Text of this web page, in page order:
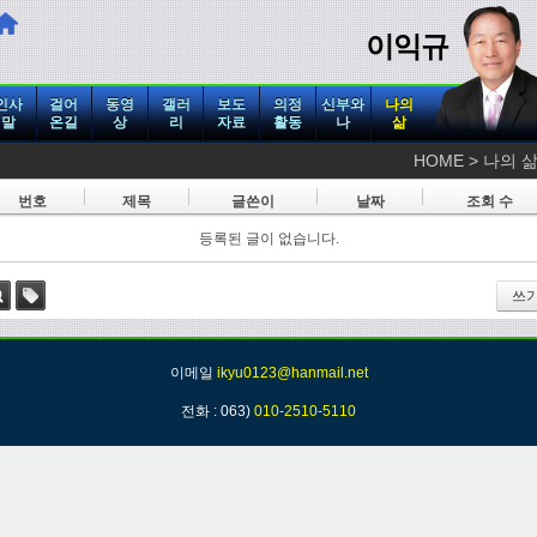
이익규
사
말
걸어
온길
동영
상
갤러
리
보도
자료
의정
활동
신부와
나
나의
삶
HOME > 나의 삶
번호 제목 글쓴이 날짜 조회 수
등록된 글이 없습니다.
쓰
태그
이메일 ikyu0123@hanmail.net
전화 : 063) 010-2510-5110